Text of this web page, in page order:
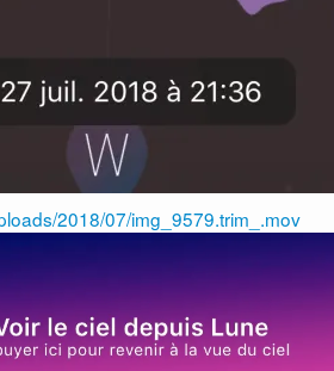
2018/07/img_9579.trim_.mov